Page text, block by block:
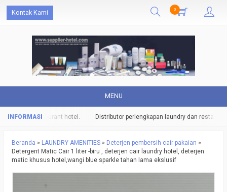
Kontak Kami 0
MENU
dan restaurant hotel. Distributor perlengkapan laundry dan restaurant
Beranda » LAUNDRY AMENITIES » Deterjen pembersih cair pakaian »
Detergent Matic Cair 1 liter -biru , deterjen cair laundry hotel, deterjen
matic khusus hotel,wangi blue sparkle tahan lama ekslusif